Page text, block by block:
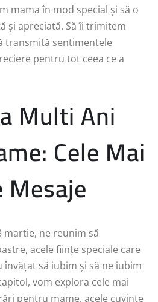
mama în mod special și să o
și apreciată. Să îi trimitem
transmită sentimentele
pentru tot ceea ce a
Multi Ani
Cele Mai
Mesaje
martie, ne reunim să
acele ființe speciale care
învățat să iubim și să ne iubim
vom explora cele mai
pentru mame, acele cuvinte